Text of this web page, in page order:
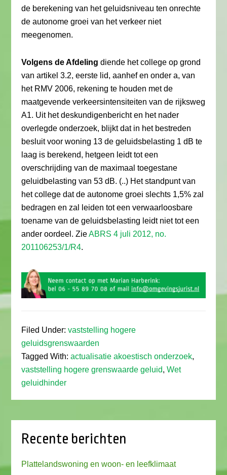
de berekening van het geluidsniveau ten onrechte
de autonome groei van het verkeer niet
meegenomen.
Volgens de Afdelingdiende het college op grond
van artikel 3.2, eerste lid, aanhef en onder a, van
het RMV 2006, rekening te houden met de
maatgevende verkeersintensiteiten van de rijksweg
A1. Uit het deskundigenbericht en het nader
overlegde onderzoek, blijkt dat in het bestreden
besluit voor woning 13 de geluidsbelasting 1 dB te
laag is berekend, hetgeen leidt tot een
overschrijding van de maximaal toegestane
geluidbelasting van 53 dB. (..) Het standpunt van
het college dat de autonome groei slechts 1,5% zal
bedragen en zal leiden tot een verwaarloosbare
toename van de geluidsbelasting leidt niet tot een
ander oordeel. ZieABRS 4 juli 2012, no.
201106253/1/R4.
Filed Under:vaststelling hogere
geluidsgrenswaarden
Tagged With:actualisatie akoestisch onderzoek,
vaststelling hogere grenswaarde geluid,Wet
geluidhinder
Recente berichten
Plattelandswoning en woon- en leefklimaat